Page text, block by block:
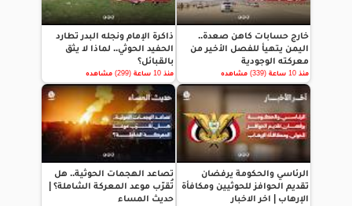
خارج حسابات كاهن صعدة..
اليمن يتهيأ للفصل الأخير من
معركته الوجودية
منذ 10 ساعة (339) مشاهده
ذاكرة الإمام ونجله البدر تطارد
الحفيد الحوثي.. لماذا لا يثق
بالقبائل؟
منذ 10 ساعة (299) مشاهده
الرئاسي والحكومة يرفضان
تقديم الحوافز للحوثيين ومكافأة
الإرهاب | اخر الاخبار
تصاعد الهجمات الحوثية.. هل
تُقرّب موعد المعركة الشاملة؟ |
حديث المساء